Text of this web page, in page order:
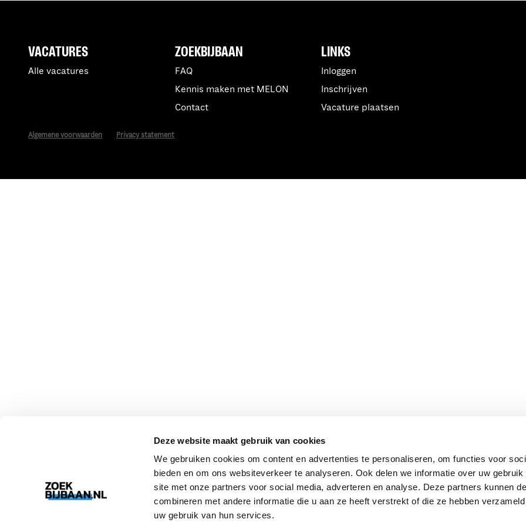
Deze website maakt gebruik van cookies
We gebruiken cookies om content en advertenties te personaliseren, om functies voor
bieden en om ons websiteverkeer te analyseren. Ook delen we informatie over uw gebruik
site met onze partners voor social media, adverteren en analyse. Deze partners kunnen
combineren met andere informatie die u aan ze heeft verstrekt of die ze hebben
uw gebruik van hun services.
LINKS
Inloggen
Inschrijven
Vacature plaatsen
ZOEKBIJBAAN
FAQ
Kennis maken met MELON
Contact
VACATURES
Alle vacatures
Algemene voorwaarden Privacy statement